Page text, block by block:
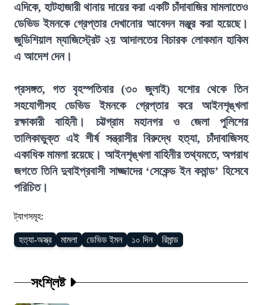
এদিকে, হাটহাজারী থানায় দায়ের করা একটি চাঁদাবাজির মামলাতেও
ডেভিড ইমনকে গ্রেপ্তার দেখানোর আবেদন মঞ্জুর করা হয়েছে।
জুডিশিয়াল ম্যাজিস্ট্রেট ২য় আদালতের বিচারক লোকমান হাকিম
এ আদেশ দেন।
প্রসঙ্গত, গত বৃহস্পতিবার (৩০ জুলাই) যশোর থেকে তিন
সহযোগীসহ ডেভিড ইমনকে গ্রেপ্তার করে আইনশৃঙ্খলা
রক্ষাকারী বাহিনী। চট্টগ্রাম মহানগর ও জেলা পুলিশের
তালিকাভুক্ত এই শীর্ষ সন্ত্রাসীর বিরুদ্ধে হত্যা, চাঁদাবাজিসহ
একাধিক মামলা রয়েছে। আইনশৃঙ্খলা বাহিনীর তথ্যমতে, অপরাধ
জগতে তিনি দুবাইপ্রবাসী সাজ্জাদের ‘সেকেন্ড ইন কমান্ড’ হিসেবে
পরিচিত।
ট্যাগসমূহ:
হত্যা-অস্ত্র মামলা ডেভিড ইমন ১০ দিন রিমান্ড
সংশ্লিষ্ট